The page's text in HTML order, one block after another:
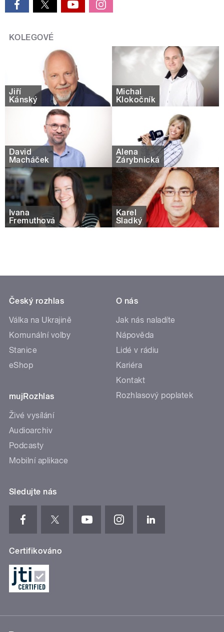
KOLEGOVÉ
Jiří
Kánský
Michal
Klokočník
David
Macháček
Alena
Zárybnická
Ivana
Fremuthová
Karel
Sladký
Český rozhlas
Válka na Ukrajině
Komunální volby
Stanice
eShop
mujRozhlas
Živé vysílání
Audioarchiv
Podcasty
Mobilní aplikace
O nás
Jak nás naladíte
Nápověda
Lidé v rádiu
Kariéra
Kontakt
Rozhlasový poplatek
Sledujte nás
Certifikováno